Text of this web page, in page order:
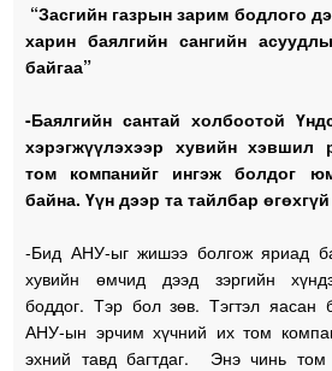
“Засгийн газрын зарим бодлого
харин баялгийн сангийн
байгаа”
-Баялгийн сантай холбоотой
хэрэгжүүлэхээр хувийн хэвшил
том компанийг ингэж болдог
байна. Үүн дээр та тайлбар
-Бид АНУ-ыг жишээ болгож яриад
хувийн өмчид дээд зэргийн
боддог. Тэр бол зөв. Тэгтэл яасан
АНУ-ын эрчим хүчний их том
эхний тавд багтдаг. Энэ чинь том